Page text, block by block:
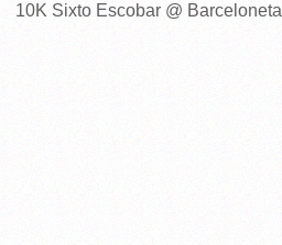
10K Sixto Escobar @ Barceloneta